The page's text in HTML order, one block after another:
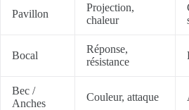
Pavillon
Projection,
chaleur
Bocal
Réponse,
résistance
Bec /
Anches
Couleur, attaque